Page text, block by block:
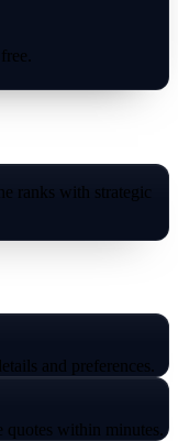
ranks with strategic
and preferences.
within minutes.